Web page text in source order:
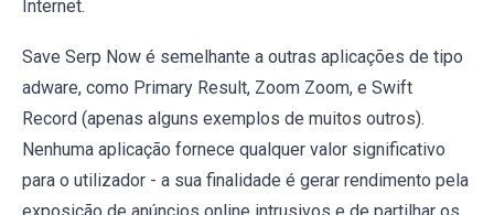
Internet.
Save Serp Now é semelhante a outras aplicações de tipo
adware, como Primary Result, Zoom Zoom, e Swift
Record (apenas alguns exemplos de muitos outros).
Nenhuma aplicação fornece qualquer valor significativo
para o utilizador - a sua finalidade é gerar rendimento pela